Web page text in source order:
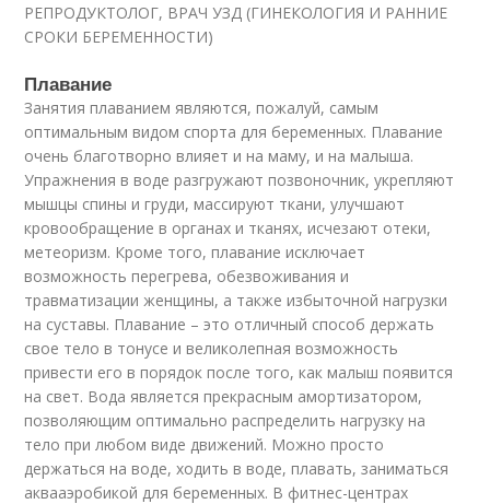
РЕПРОДУКТОЛОГ, ВРАЧ УЗД (ГИНЕКОЛОГИЯ И РАННИЕ
СРОКИ БЕРЕМЕННОСТИ)
Плавание
Занятия плаванием являются, пожалуй, самым
оптимальным видом спорта для беременных. Плавание
очень благотворно влияет и на маму, и на малыша.
Упражнения в воде разгружают позвоночник, укрепляют
мышцы спины и груди, массируют ткани, улучшают
кровообращение в органах и тканях, исчезают отеки,
метеоризм. Кроме того, плавание исключает
возможность перегрева, обезвоживания и
травматизации женщины, а также избыточной нагрузки
на суставы. Плавание – это отличный способ держать
свое тело в тонусе и великолепная возможность
привести его в порядок после того, как малыш появится
на свет. Вода является прекрасным амортизатором,
позволяющим оптимально распределить нагрузку на
тело при любом виде движений. Можно просто
держаться на воде, ходить в воде, плавать, заниматься
аквааэробикой для беременных. В фитнес-центрах